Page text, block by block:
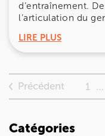
d’entraînement.
l’articulation du
LIRE PLUS
Précédent 1 …
Catégories